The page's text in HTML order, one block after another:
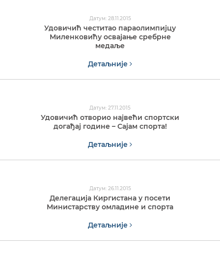
Датум: 28.11.2015
Удовичић честитао параолимпијцу
Миленковићу освајање сребрне
медаље
Детаљније
Датум: 27.11.2015
Удовичић отворио највећи спортски
догађај године – Сајам спорта!
Детаљније
Датум: 26.11.2015
Делегација Киргистана у посети
Министарству омладине и спорта
Детаљније